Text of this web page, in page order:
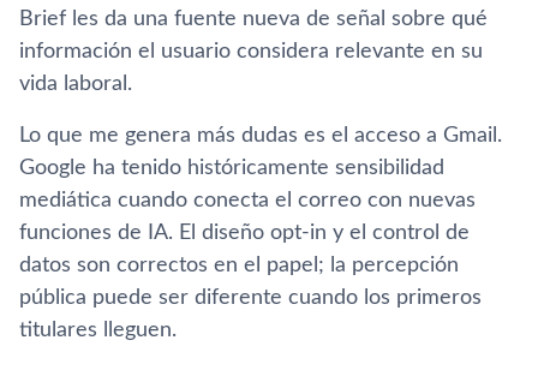
Brief les da una fuente nueva de señal sobre qué
información el usuario considera relevante en su
vida laboral.
Lo que me genera más dudas es el acceso a Gmail.
Google ha tenido históricamente sensibilidad
mediática cuando conecta el correo con nuevas
funciones de IA. El diseño opt-in y el control de
datos son correctos en el papel; la percepción
pública puede ser diferente cuando los primeros
titulares lleguen.